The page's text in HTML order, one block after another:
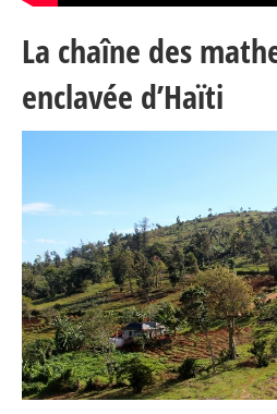
La chaîne des
enclavée d’Haïti